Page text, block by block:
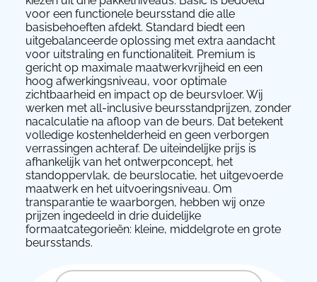
voor een functionele beursstand die alle
basisbehoeften afdekt. Standard biedt een
uitgebalanceerde oplossing met extra aandacht
voor uitstraling en functionaliteit. Premium is
gericht op maximale maatwerkvrijheid en een
hoog afwerkingsniveau, voor optimale
zichtbaarheid en impact op de beursvloer. Wij
werken met all-inclusive beursstandprijzen, zonder
nacalculatie na afloop van de beurs. Dat betekent
volledige kostenhelderheid en geen verborgen
verrassingen achteraf. De uiteindelijke prijs is
afhankelijk van het ontwerpconcept, het
standoppervlak, de beurslocatie, het uitgevoerde
maatwerk en het uitvoeringsniveau. Om
transparantie te waarborgen, hebben wij onze
prijzen ingedeeld in drie duidelijke
formaatcategorieën: kleine, middelgrote en grote
beursstands.